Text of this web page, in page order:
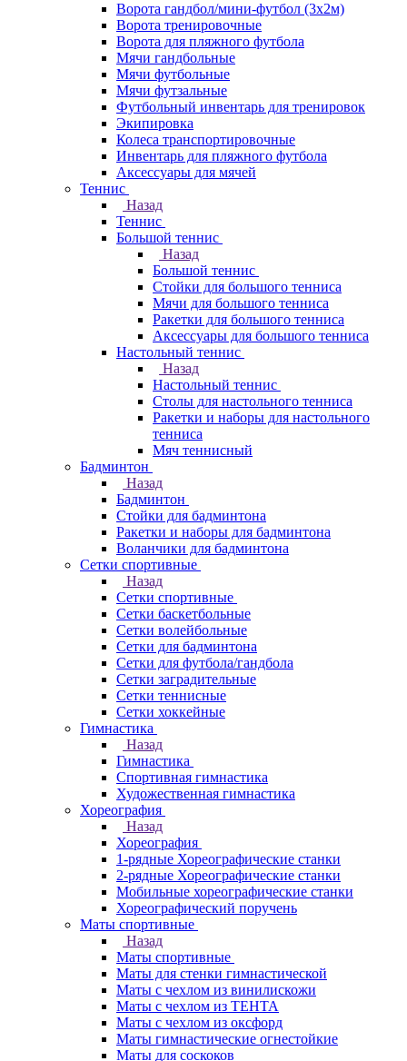
Ворота гандбол/мини-футбол (3х2м)
Ворота тренировочные
Ворота для пляжного футбола
Мячи гандбольные
Мячи футбольные
Мячи футзальные
Футбольный инвентарь для тренировок
Экипировка
Колеса транспортировочные
Инвентарь для пляжного футбола
Аксессуары для мячей
Теннис
Назад
Теннис
Большой теннис
Назад
Большой теннис
Стойки для большого тенниса
Мячи для большого тенниса
Ракетки для большого тенниса
Аксессуары для большого тенниса
Настольный теннис
Назад
Настольный теннис
Столы для настольного тенниса
Ракетки и наборы для настольного
тенниса
Мяч теннисный
Бадминтон
Назад
Бадминтон
Стойки для бадминтона
Ракетки и наборы для бадминтона
Воланчики для бадминтона
Сетки спортивные
Назад
Сетки спортивные
Сетки баскетбольные
Сетки волейбольные
Сетки для бадминтона
Сетки для футбола/гандбола
Сетки заградительные
Сетки теннисные
Сетки хоккейные
Гимнастика
Назад
Гимнастика
Спортивная гимнастика
Художественная гимнастика
Хореография
Назад
Хореография
1-рядные Хореографические станки
2-рядные Хореографические станки
Мобильные хореографические станки
Хореографический поручень
Маты спортивные
Назад
Маты спортивные
Маты для стенки гимнастической
Маты с чехлом из винилискожи
Маты с чехлом из ТЕНТА
Маты с чехлом из оксфорд
Маты гимнастические огнестойкие
Маты для соскоков